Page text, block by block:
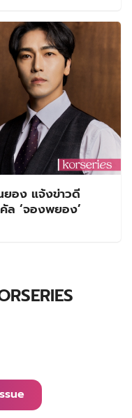
ยอง แจ้งข่าวดี
‘จองพยอง’